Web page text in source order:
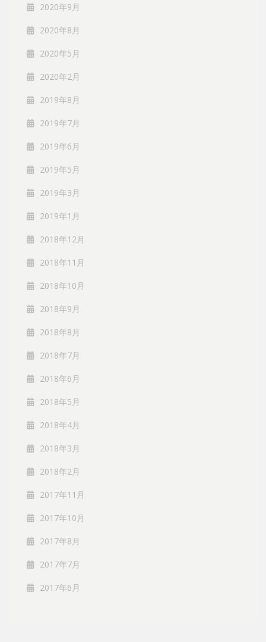
2020年9月
2020年8月
2020年5月
2020年2月
2019年8月
2019年7月
2019年6月
2019年5月
2019年3月
2019年1月
2018年12月
2018年11月
2018年10月
2018年9月
2018年8月
2018年7月
2018年6月
2018年5月
2018年4月
2018年3月
2018年2月
2017年11月
2017年10月
2017年8月
2017年7月
2017年6月